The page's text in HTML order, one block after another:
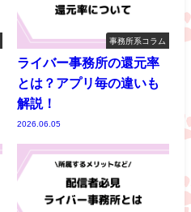
事務所系コラム
ライバー事務所の還元率
とは？アプリ毎の違いも
解説！
2026.06.05